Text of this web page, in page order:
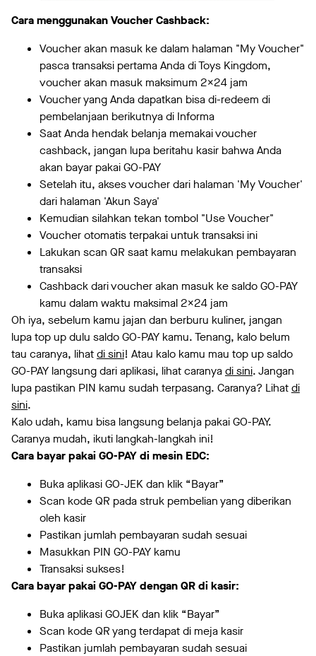
Cara menggunakan Voucher Cashback:
Voucher akan masuk ke dalam halaman "My Voucher"
pasca transaksi pertama Anda di Toys Kingdom,
voucher akan masuk maksimum 2x24 jam
Voucher yang Anda dapatkan bisa di-redeem di
pembelanjaan berikutnya di Informa
Saat Anda hendak belanja memakai voucher
cashback, jangan lupa beritahu kasir bahwa Anda
akan bayar pakai GO-PAY
Setelah itu, akses voucher dari halaman 'My Voucher'
dari halaman 'Akun Saya'
Kemudian silahkan tekan tombol "Use Voucher"
Voucher otomatis terpakai untuk transaksi ini
Lakukan scan QR saat kamu melakukan pembayaran
transaksi
Cashback dari voucher akan masuk ke saldo GO-PAY
kamu dalam waktu maksimal 2x24 jam
Oh iya, sebelum kamu jajan dan berburu kuliner, jangan
lupa top up dulu saldo GO-PAY kamu. Tenang, kalo belum
tau caranya, lihatdi sini! Atau kalo kamu mau top up saldo
GO-PAY langsung dari aplikasi, lihat caranyadi sini. Jangan
lupa pastikan PIN kamu sudah terpasang. Caranya? Lihatdi
sini.
Kalo udah, kamu bisa langsung belanja pakai GO-PAY.
Caranya mudah, ikuti langkah-langkah ini!
Cara bayar pakai GO-PAY di mesin EDC:
Buka aplikasi GO-JEK dan klik “Bayar”
Scan kode QR pada struk pembelian yang diberikan
oleh kasir
Pastikan jumlah pembayaran sudah sesuai
Masukkan PIN GO-PAY kamu
Transaksi sukses!
Cara bayar pakai GO-PAY dengan QR di kasir:
Buka aplikasi GOJEK dan klik “Bayar”
Scan kode QR yang terdapat di meja kasir
Pastikan jumlah pembayaran sudah sesuai